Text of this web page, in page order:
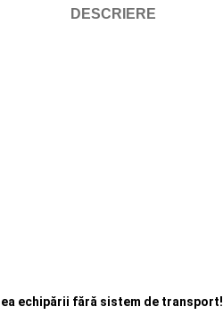
DESCRIERE
echipării fără sistem de transport!